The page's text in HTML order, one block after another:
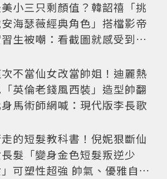
小三只剩顏值？韓韶禧「挑
海瑟薇經典角色」搭檔影帝
生被嘲：看截圖就感受到演
不當仙女改當帥姐！迪麗熱
「英倫老錢風西裝」造型帥翻
馬術師網喊：現代版李長歌
的短髮教科書！倪妮狠斷仙
髮「變身金色短髮叛逆少
可塑性超強 帥氣、優雅自由